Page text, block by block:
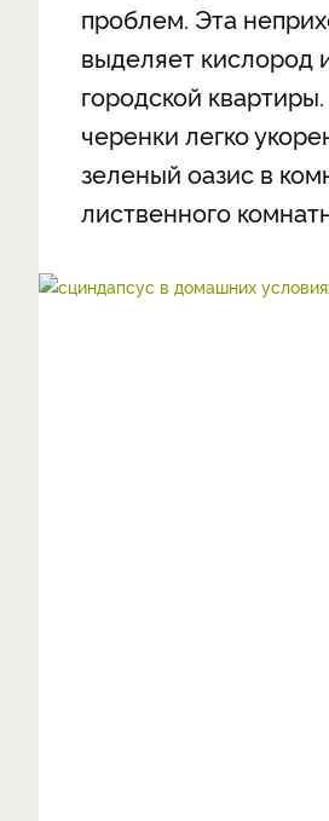
проблем. Эта
выделяет кислород
городской
черенки легко
зеленый оазис в
лиственного